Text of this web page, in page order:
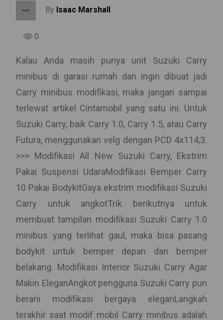
By Isaac Marshall
0
Kalau Anda masih punya unit Suzuki Carry
minibus di garasi rumah dan ingin dibuat jadi
Carry minibus modifikasi, maka jangan sampai
terlewat artikel Cintamobil yang satu ini. Untuk
Suzuki Carry, baik Carry 1.0, Carry 1.5, atau Carry
Futura, menggunakan velg dengan PCD 4x114,3.
>>> Modifikasi All New Suzuki Carry, Ekstrim
Pakai Suspensi UdaraModifikasi Bemper Carry
10 Pakai BodykitGaya ekstrim modifikasi Suzuki
Carry untuk angkotTrik berikutnya untuk
membuat tampilan modifikasi Suzuki Carry 1.0
minibus yang terlihat gaul, maka bisa pasang
bodykit untuk bemper depan dan bemper
belakang. Modifikasi Interior Suzuki Carry Agar
Makin EleganAngkot pengguna Suzuki Carry pun
berani modifikasi bergaya eleganLangkah
terakhir saat modif mobil Carry minibus adalah